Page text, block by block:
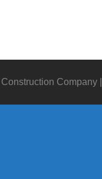
Construction Company